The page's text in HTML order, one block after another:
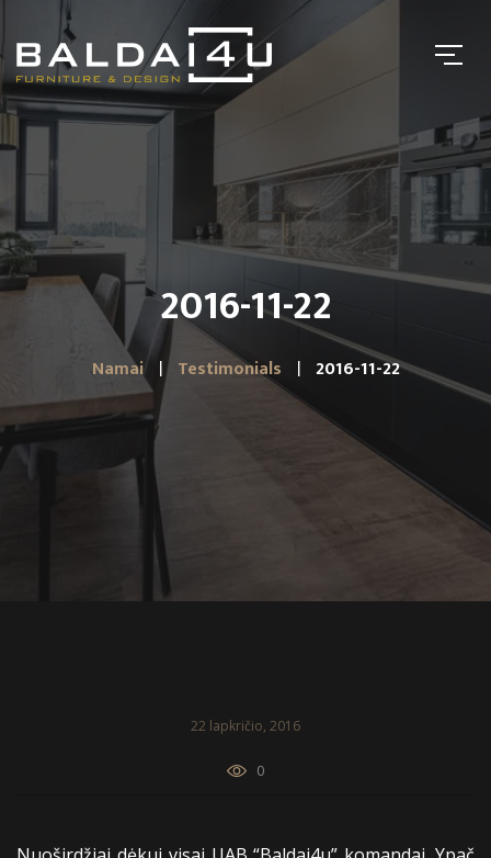
2016-11-22
Namai Testimonials 2016-11-22
22 lapkričio, 2016
0